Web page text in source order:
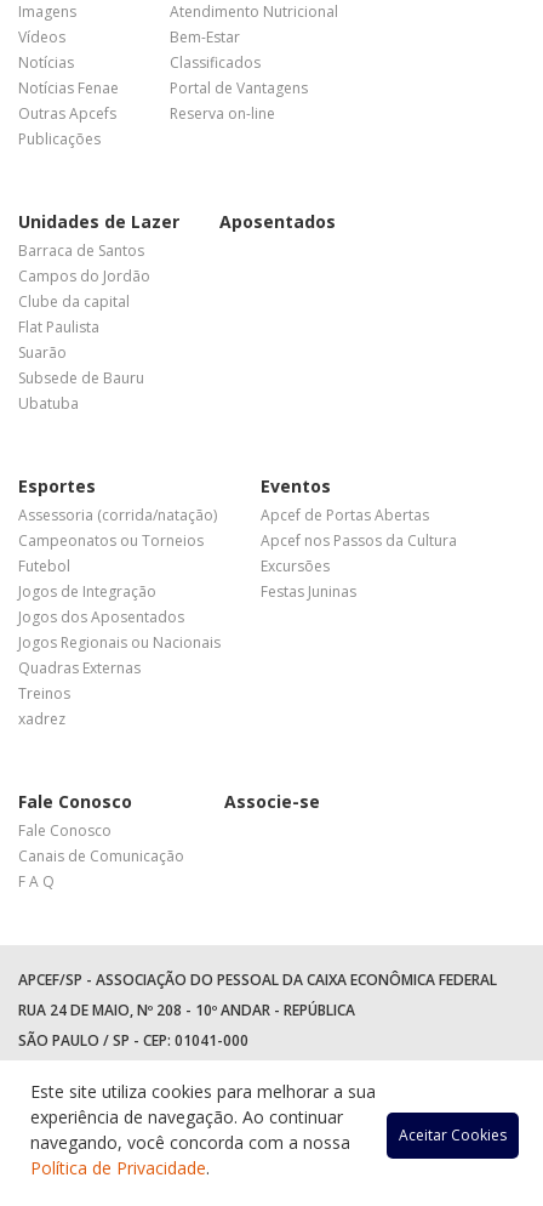
Imagens
Vídeos
Notícias
Notícias Fenae
Outras Apcefs
Publicações
Atendimento Nutricional
Bem-Estar
Classificados
Portal de Vantagens
Reserva on-line
Unidades de Lazer
Barraca de Santos
Campos do Jordão
Clube da capital
Flat Paulista
Suarão
Subsede de Bauru
Ubatuba
Aposentados
Esportes
Assessoria (corrida/natação)
Campeonatos ou Torneios
Futebol
Jogos de Integração
Jogos dos Aposentados
Jogos Regionais ou Nacionais
Quadras Externas
Treinos
xadrez
Eventos
Apcef de Portas Abertas
Apcef nos Passos da Cultura
Excursões
Festas Juninas
Fale Conosco
Fale Conosco
Canais de Comunicação
F A Q
Associe-se
APCEF/SP - ASSOCIAÇÃO DO PESSOAL DA CAIXA ECONÔMICA FEDERAL
RUA 24 DE MAIO, Nº 208 - 10º ANDAR - REPÚBLICA
SÃO PAULO / SP - CEP: 01041-000
WhatsApp: (11) 94597-5758
Acessar
Acessar
Este site utiliza cookies para melhorar a sua
experiência de navegação. Ao continuar
navegando, você concorda com a nossa
Política de Privacidade.
Aceitar Cookies